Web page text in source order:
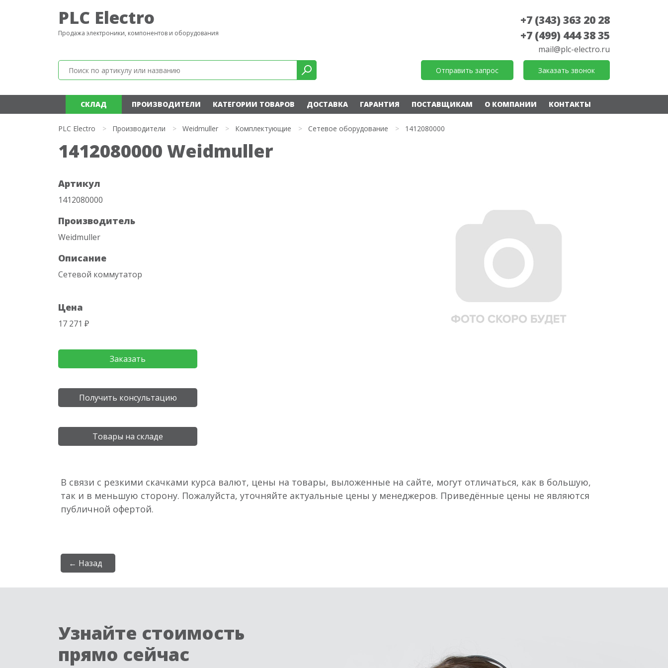
PLC Electro
Продажа электроники, компонентов и оборудования
+7 (343) 363 20 28
+7 (499) 444 38 35
mail@plc-electro.ru
Отправить запрос Заказать звонок
СКЛАД ПРОИЗВОДИТЕЛИ КАТЕГОРИИ ТОВАРОВ ДОСТАВКА ГАРАНТИЯ ПОСТАВЩИКАМ О КОМПАНИИ КОНТАКТЫ
PLC Electro > Производители > Weidmuller > Комплектующие > Сетевое оборудование > 1412080000
1412080000 Weidmuller
Артикул
1412080000
Производитель
Weidmuller
Описание
Сетевой коммутатор
Цена
17 271 ₽
Заказать
Получить консультацию
Товары на складе
В связи с резкими скачками курса валют, цены на товары, выложенные на сайте, могут отличаться, как в большую,
так и в меньшую сторону. Пожалуйста, уточняйте актуальные цены у менеджеров. Приведённые цены не являются
публичной офертой.
← Назад
Узнайте стоимость
прямо сейчас